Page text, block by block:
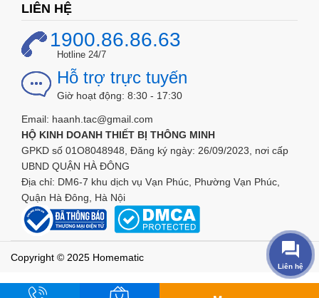
LIÊN HỆ
1900.86.86.63
Hotline 24/7
Hỗ trợ trực tuyến
Giờ hoạt động: 8:30 - 17:30
Email: haanh.tac@gmail.com
HỘ KINH DOANH THIẾT BỊ THÔNG MINH
GPKD số 01O8048948, Đăng ký ngày: 26/09/2023, nơi cấp
UBND QUẬN HÀ ĐÔNG
Địa chỉ: DM6-7 khu dịch vụ Vạn Phúc, Phường Vạn Phúc,
Quận Hà Đông, Hà Nội
Copyright © 2025 Homematic
Liên hệ